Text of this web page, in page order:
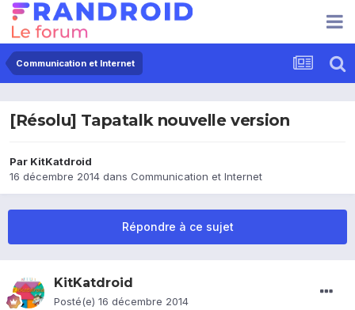
Communication et Internet
[Résolu] Tapatalk nouvelle version
Par KitKatdroid
16 décembre 2014 dans Communication et Internet
Répondre à ce sujet
KitKatdroid
Posté(e) 16 décembre 2014